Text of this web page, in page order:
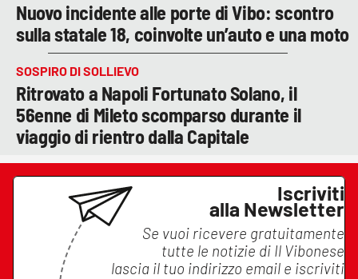
Nuovo incidente alle porte di Vibo: scontro
sulla statale 18, coinvolte un’auto e una moto
SOSPIRO DI SOLLIEVO
Ritrovato a Napoli Fortunato Solano, il
56enne di Mileto scomparso durante il
viaggio di rientro dalla Capitale
Iscriviti
alla Newsletter
Se vuoi ricevere gratuitamente
tutte le notizie di Il Vibonese
lascia il tuo indirizzo email e iscriviti